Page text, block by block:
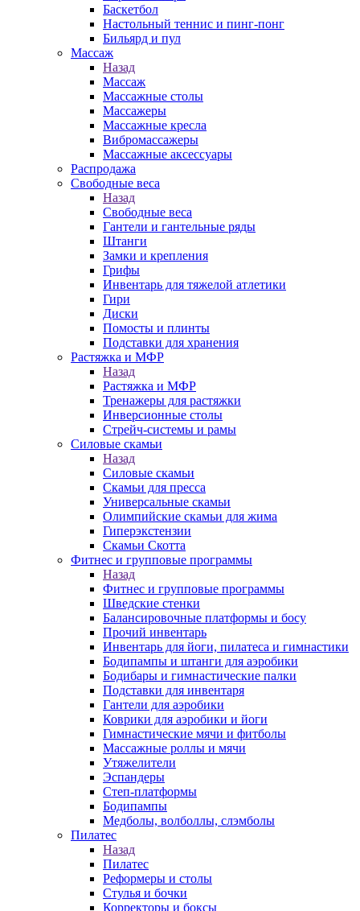
Баскетбол
Настольный теннис и пинг-понг
Бильярд и пул
Массаж
Назад
Массаж
Массажные столы
Массажеры
Массажные кресла
Вибромассажеры
Массажные аксессуары
Распродажа
Свободные веса
Назад
Свободные веса
Гантели и гантельные ряды
Штанги
Замки и крепления
Грифы
Инвентарь для тяжелой атлетики
Гири
Диски
Помосты и плинты
Подставки для хранения
Растяжка и МФР
Назад
Растяжка и МФР
Тренажеры для растяжки
Инверсионные столы
Стрейч-системы и рамы
Силовые скамьи
Назад
Силовые скамьи
Скамьи для пресса
Универсальные скамьи
Олимпийские скамьи для жима
Гиперэкстензии
Скамьи Скотта
Фитнес и групповые программы
Назад
Фитнес и групповые программы
Шведские стенки
Балансировочные платформы и босу
Прочий инвентарь
Инвентарь для йоги, пилатеса и гимнастики
Бодипампы и штанги для аэробики
Бодибары и гимнастические палки
Подставки для инвентаря
Гантели для аэробики
Коврики для аэробики и йоги
Гимнастические мячи и фитболы
Массажные роллы и мячи
Утяжелители
Эспандеры
Степ-платформы
Бодипампы
Медболы, волболлы, слэмболы
Пилатес
Назад
Пилатес
Реформеры и столы
Стулья и бочки
Корректоры и боксы